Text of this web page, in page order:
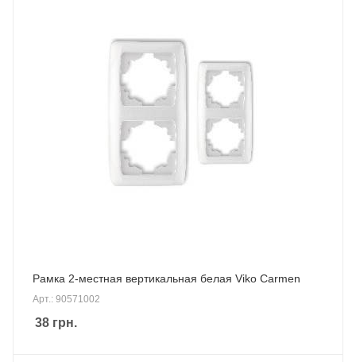
Рамка 2-местная вертикальная белая Viko Carmen
Арт.: 90571002
38 грн.